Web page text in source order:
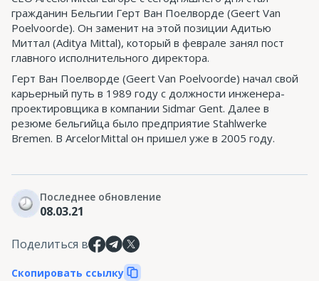
гражданин Бельгии Герт Ван Поелворде (Geert Van
Poelvoorde). Он заменит на этой позиции Адитью
Миттал (Aditya Mittal), который в феврале занял пост
главного исполнительного директора.
Герт Ван Поелворде (Geert Van Poelvoorde) начал свой
карьерный путь в 1989 году с должности инженера-
проектировщика в компании Sidmar Gent. Далее в
резюме бельгийца было предприятие Stahlwerke
Bremen. В ArcelorMittal он пришел уже в 2005 году.
Последнее обновление
08.03.21
Поделиться в
Скопировать ссылку